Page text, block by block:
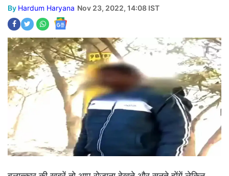
By Hardum Haryana Nov 23, 2022, 14:08 IST